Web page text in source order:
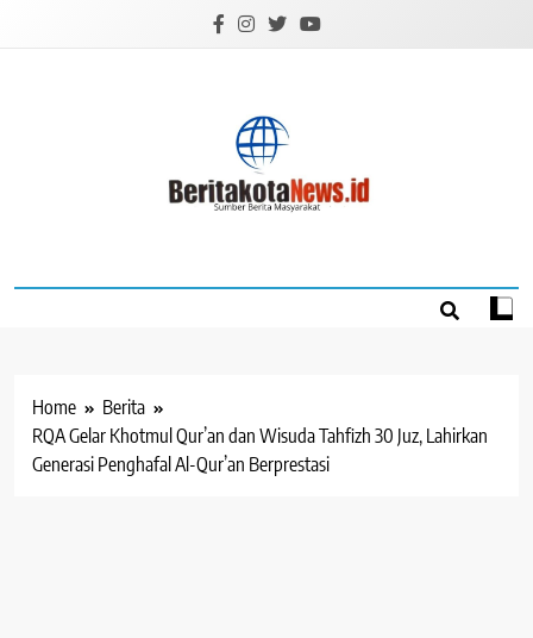
Home
Berita
RQA Gelar Khotmul Qur’an dan Wisuda Tahfizh 30 Juz, Lahirkan
Generasi Penghafal Al-Qur’an Berprestasi